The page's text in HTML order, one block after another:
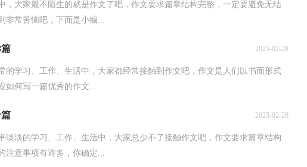
，大家最不陌生的就是作文了吧，作文要求篇章结构完整，一定要避免无结
非常苦恼吧，下面是小编...
2025-02-28
的学习、工作、生活中，大家都经常接触到作文吧，作文是人们以书面形式
如何写一篇优秀的作文...
2025-02-28
淡淡的学习、工作、生活中，大家总少不了接触作文吧，作文要求篇章结构
注意事项有许多，你确定...